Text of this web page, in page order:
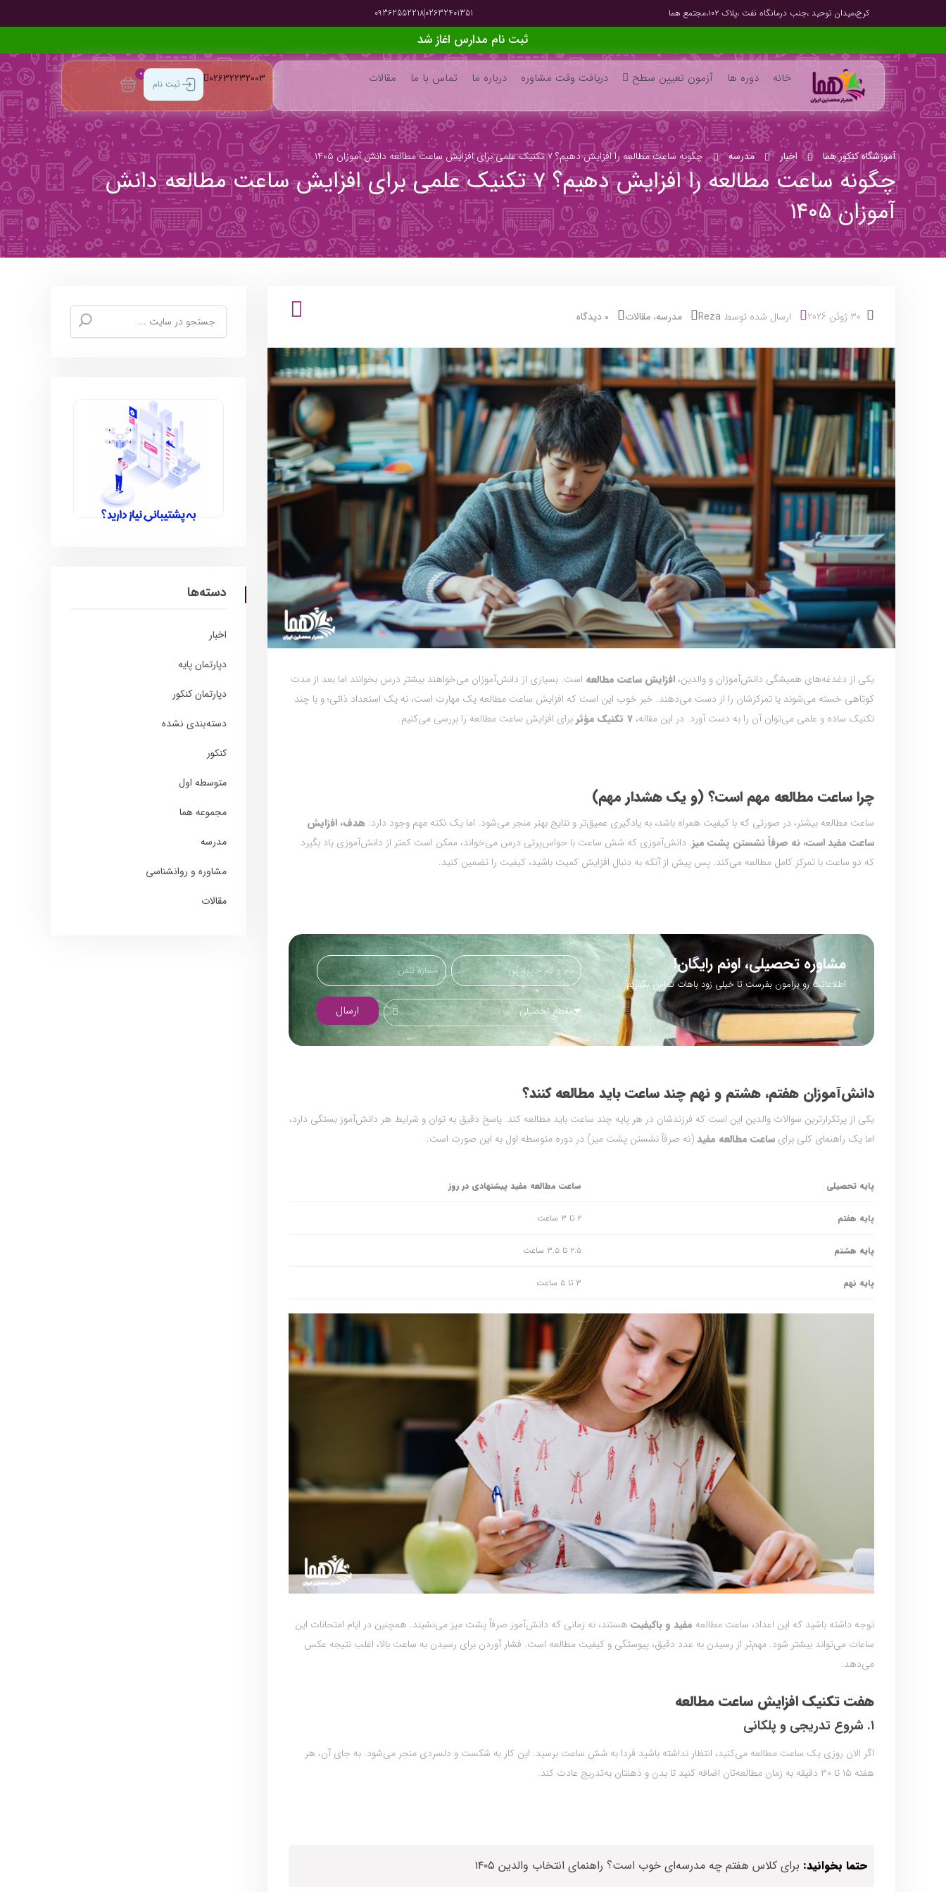
کرج،میدان توحید ،جنب درمانگاه نفت ،پلاک ۱۰۲،مجتمع هما 02632401351
09362552218
ثبت نام مدارس اغاز شد
خانه دوره ها آزمون تعیین سطح دریافت وقت مشاوره درباره ما تماس با ما مقالات 02632232003 ثبت نام
0
آموزشگاه کنکور هما اخبار مدرسه چگونه ساعت مطالعه را افزایش دهیم؟ ۷ تکنیک علمی برای افزایش ساعت مطالعه دانش آموزان ۱۴۰۵
چگونه ساعت مطالعه را افزایش دهیم؟ ۷ تکنیک علمی برای افزایش ساعت مطالعه دانش
آموزان ۱۴۰۵
30 ژوئن 2026 ارسال شده توسط Reza مدرسه، مقالات 0 دیدگاه
یکی از دغدغه‌های همیشگی دانش‌آموزان و والدین، افزایش ساعت مطالعه است. بسیاری از دانش‌آموزان می‌خواهند بیشتر درس بخوانند اما بعد از مدت
کوتاهی خسته می‌شوند یا تمرکزشان را از دست می‌دهند. خبر خوب این است که افزایش ساعت مطالعه یک مهارت است، نه یک استعداد ذاتی؛ و با چند
تکنیک ساده و علمی می‌توان آن را به دست آورد. در این مقاله، ۷ تکنیک مؤثر برای افزایش ساعت مطالعه را بررسی می‌کنیم.
چرا ساعت مطالعه مهم است؟ (و یک هشدار مهم)
ساعت مطالعه بیشتر، در صورتی که با کیفیت همراه باشد، به یادگیری عمیق‌تر و نتایج بهتر منجر می‌شود. اما یک نکته مهم وجود دارد: هدف، افزایش
ساعت مفید است، نه صرفاً نشستن پشت میز. دانش‌آموزی که شش ساعت با حواس‌پرتی درس می‌خواند، ممکن است کمتر از دانش‌آموزی یاد بگیرد
که دو ساعت با تمرکز کامل مطالعه می‌کند. پس پیش از آنکه به دنبال افزایش کمیت باشید، کیفیت را تضمین کنید.
مشاوره تحصیلی، اونم رایگان!
اطلاعاتت رو برامون بفرست تا خیلی زود باهات تماس بگیریم.
مقطع تحصیلی
ارسال
دانش‌آموزان هفتم، هشتم و نهم چند ساعت باید مطالعه کنند؟
یکی از پرتکرارترین سوالات والدین این است که فرزندشان در هر پایه چند ساعت باید مطالعه کند. پاسخ دقیق به توان و شرایط هر دانش‌آموز بستگی دارد،
اما یک راهنمای کلی برای ساعت مطالعه مفید(نه صرفاً نشستن پشت میز) در دوره متوسطه اول به این صورت است:
پایه تحصیلی ساعت مطالعه مفید پیشنهادی در روز
پایه هفتم ۲ تا ۳ ساعت
پایه هشتم ۲.۵ تا ۳.۵ ساعت
پایه نهم ۳ تا ۵ ساعت
توجه داشته باشید که این اعداد، ساعت مطالعه مفید و باکیفیت هستند، نه زمانی که دانش‌آموز صرفاً پشت میز می‌نشیند. همچنین در ایام امتحانات این
ساعات می‌تواند بیشتر شود. مهم‌تر از رسیدن به عدد دقیق، پیوستگی و کیفیت مطالعه است. فشار آوردن برای رسیدن به ساعت بالا، اغلب نتیجه عکس
می‌دهد.
هفت تکنیک افزایش ساعت مطالعه
۱. شروع تدریجی و پلکانی
اگر الان روزی یک ساعت مطالعه می‌کنید، انتظار نداشته باشید فردا به شش ساعت برسید. این کار به شکست و دلسردی منجر می‌شود. به جای آن، هر
هفته ۱۵ تا ۳۰ دقیقه به زمان مطالعه‌تان اضافه کنید تا بدن و ذهنتان به‌تدریج عادت کند.
حتما بخوانید: برای کلاس هفتم چه مدرسه‌ای خوب است؟ راهنمای انتخاب والدین ۱۴۰۵
دسته‌ها
اخبار
دپارتمان پایه
دپارتمان کنکور
دسته‌بندی نشده
کنکور
متوسطه اول
مجموعه هما
مدرسه
مشاوره و روانشناسی
مقالات